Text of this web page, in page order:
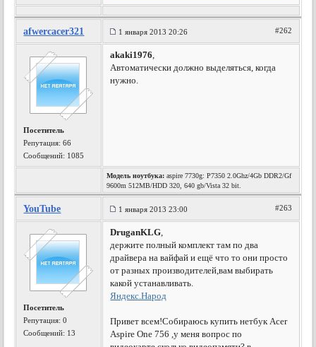
afwercacer321 1 января 2013 20:26 #262
Посетитель
Репутация:66
Сообщений: 1085
akaki1976,
Автоматически должно выделяться, когда
нужно.
Модель ноутбука: aspire 7730g: P7350 2.0Ghz/4Gb DDR2/Gf
9600m 512MB/HDD 320, 640 gb/Vista 32 bit.
YouTube 1 января 2013 23:00 #263
Посетитель
Репутация:0
Сообщений: 13
DruganKLG,
держите полный комплект там по два
драйвера на вайфай и ещё что то они просто
от разных производителей,вам выбирать
какой устанавливать.
Яндекс.Народ
Привет всем!Собираюсь купить нетбук Acer
Aspire One 756 ,у меня вопрос по